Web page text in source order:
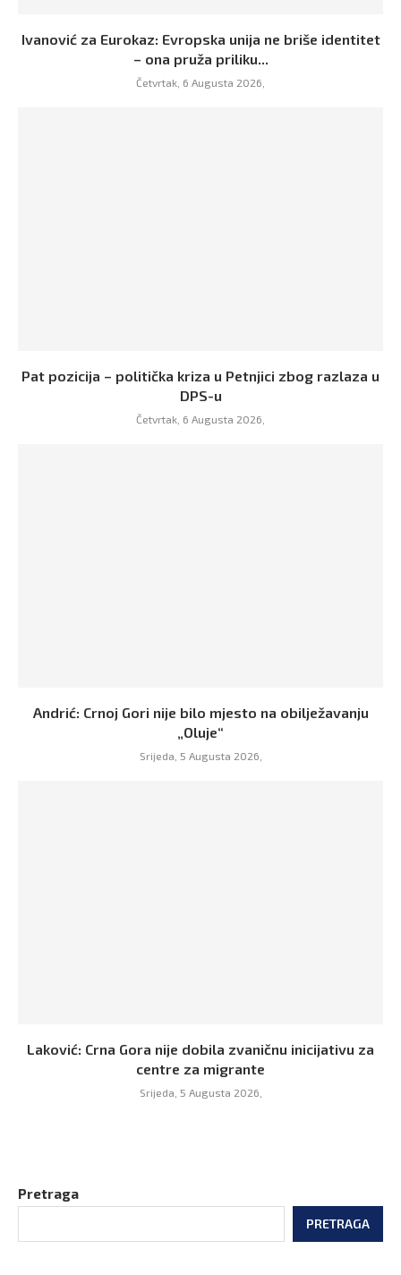
Ivanović za Eurokaz: Evropska unija ne briše identitet
– ona pruža priliku...
Četvrtak, 6 Augusta 2026,
Pat pozicija – politička kriza u Petnjici zbog razlaza u
DPS-u
Četvrtak, 6 Augusta 2026,
Andrić: Crnoj Gori nije bilo mjesto na obilježavanju
„Oluje“
Srijeda, 5 Augusta 2026,
Laković: Crna Gora nije dobila zvaničnu inicijativu za
centre za migrante
Srijeda, 5 Augusta 2026,
Pretraga
PRETRAGA